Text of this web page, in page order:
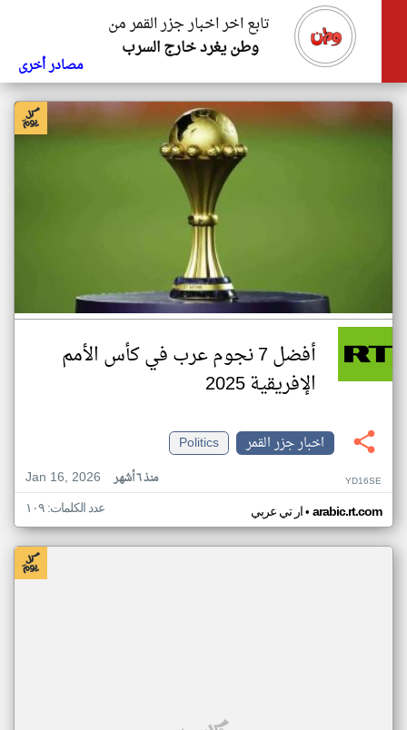
تابع اخر اخبار جزر القمر من
وطن يغرد خارج السرب
مصادر أخرى
أفضل 7 نجوم عرب في كأس الأمم
الإفريقية 2025
اخبار جزر القمر
Politics
Jan 16, 2026
منذ ٦ أشهر YD16SE
ار تي عربي• arabic.rt.com عدد الكلمات: ١٠٩